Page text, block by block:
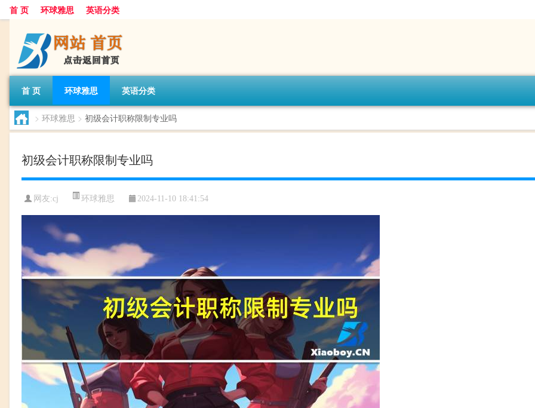
首 页 环球雅思 英语分类
首 页 环球雅思 英语分类
> 环球雅思 > 初级会计职称限制专业吗
初级会计职称限制专业吗
网友:cj 环球雅思 2024-11-10 18:41:54